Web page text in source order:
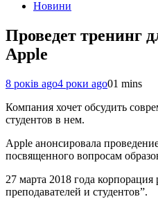
Новини
Проведет тренинг
Apple
8 років ago4 роки ago01 mins
Компания хочет обсудить
студентов в нем.
Apple анонсировала
посвященного вопросам
27 марта 2018 года
преподавателей и студентов”.